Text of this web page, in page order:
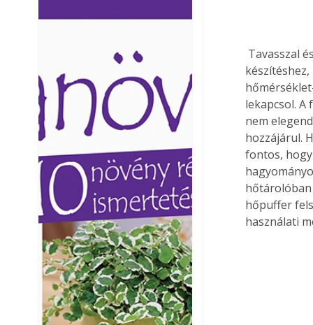
lekapcsol.
nem
hozzájárul.
fontos,
hőpuffer
használati